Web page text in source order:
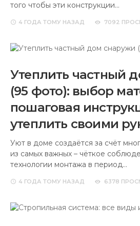
того чтобы эти конструкции…
4 ГОДА ТОМУ НАЗАД 7092
Утеплить частный
(95 фото): выбор
пошаговая
утеплить своими
Уют в доме создаётся за счёт
из самых важных – чёткое
технологии монтажа в период…
4 ГОДА ТОМУ НАЗАД 6378